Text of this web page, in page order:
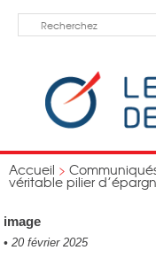
Accueil >
véritable pilier
image
• 20 février 2025